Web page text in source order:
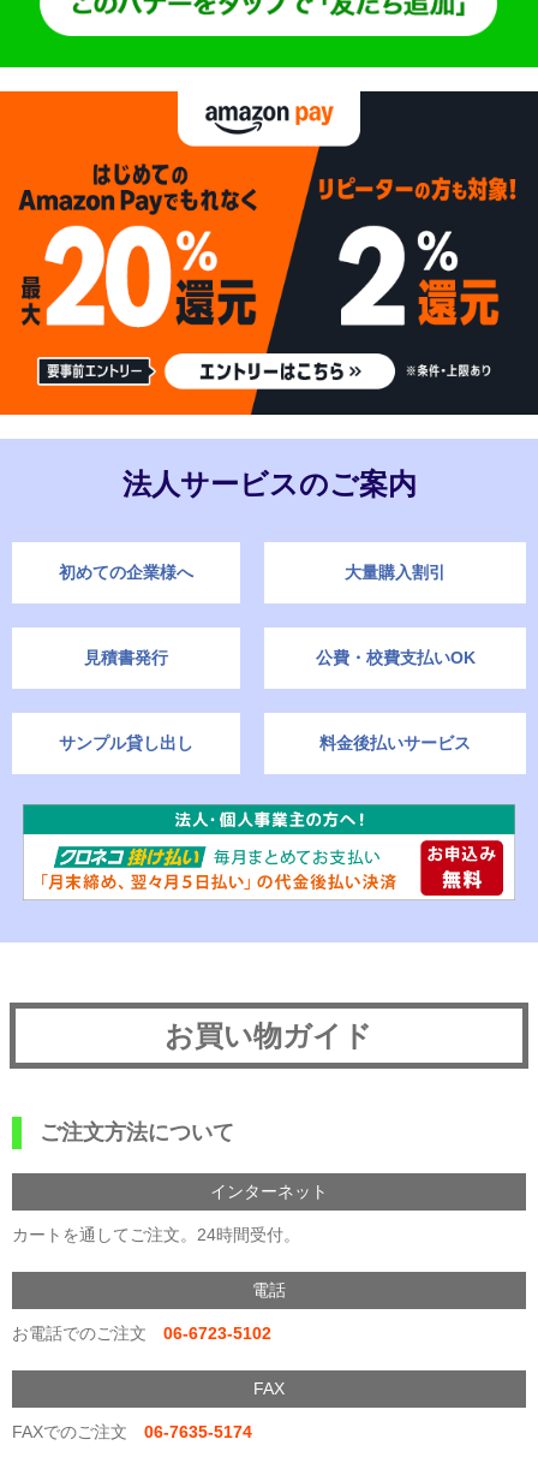
法人サービスのご案内
初めての企業様へ 大量購入割引
見積書発行 公費・校費支払いOK
サンプル貸し出し 料金後払いサービス
お買い物ガイド
ご注文方法について
インターネット
カートを通してご注文。24時間受付。
電話
お電話でのご注文 06-6723-5102
FAX
FAXでのご注文 06-7635-5174